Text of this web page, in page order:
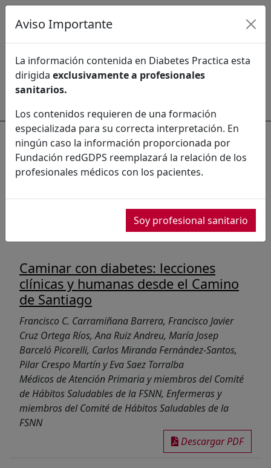
Aviso Importante
La información contenida en Diabetes Practica esta
dirigida exclusivamente a profesionales
sanitarios.
Los contenidos requieren de una formación
especializada para su correcta interpretación. En
ningún caso la información proporcionada por
Fundación redGDPS reemplazará la relación de los
profesionales médicos con los pacientes.
Soy profesional sanitario
Monográficos
Ahead of print Comités
Vol. Supl.
Publicado:
Caminar con diabetes: lecciones
clínicas y humanas desde el Camino
de Santiago
Francisco C. Carramiñana Barrera, Francisco Javier
Cruz Ortega Ríos, Ana Ruiz Andreu, María Josep
Barceló Picorelli, Carlos Miranda Fernández-Santos,
Pilar Crespo Martín y Eva Saez Torralba
Médicos de Atención Primaria y miembros del Comité
de Hábitos Saludables de la FSNN, Enfermeras y
miembros del Comité de Hábitos Saludables de la
FSNN
Descargar PDF